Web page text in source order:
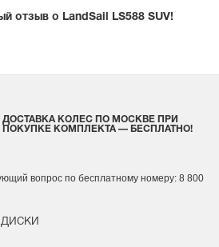
отзыв о LandSail LS588 SUV!
ДОСТАВКА КОЛЕС ПО МОСКВЕ ПРИ
ПОКУПКЕ КОМПЛЕКТА — БЕСПЛАТНО!
вопрос по бесплатному номеру: 8 800